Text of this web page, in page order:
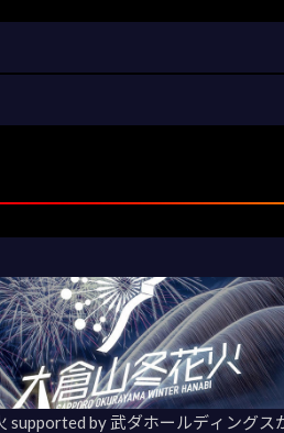
supported by 武ダホールディングス